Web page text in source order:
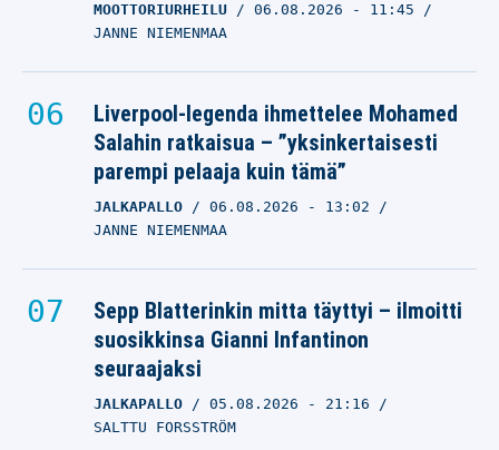
MOOTTORIURHEILU 06.08.2026 - 11:45
JANNE NIEMENMAA
Liverpool-legenda ihmettelee Mohamed
Salahin ratkaisua – ”yksinkertaisesti
parempi pelaaja kuin tämä”
JALKAPALLO 06.08.2026 - 13:02
JANNE NIEMENMAA
Sepp Blatterinkin mitta täyttyi – ilmoitti
suosikkinsa Gianni Infantinon
seuraajaksi
JALKAPALLO 05.08.2026 - 21:16
SALTTU FORSSTRÖM